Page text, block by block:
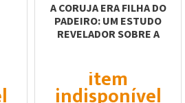
A CORUJA ERA FILHA DO
PADEIRO: UM ESTUDO
REVELADOR SOBRE A
item
indisponível